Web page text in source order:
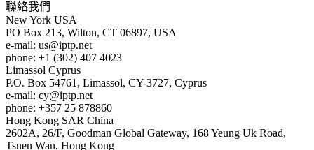
聯絡我們
New York USA
PO Box 213, Wilton, CT 06897, USA
e-mail: us
iptp.net
phone: +1 (302) 407 4023
Limassol Cyprus
P.O. Box 54761, Limassol, CY-3727, Cyprus
e-mail: cy
iptp.net
phone: +357 25 878860
Hong Kong SAR China
2602A, 26/F, Goodman Global Gateway, 168 Yeung Uk Road,
Tsuen Wan, Hong Kong